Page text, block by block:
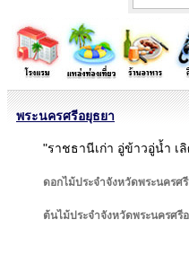
พระนครศรีอยุธยา
"ราชธานีเก่า อู่ข้าวอู่น้ำ เ
ดอกไม้ประจำจังหวัดพระนครศ
ต้นไม้ประจำจังหวัดพระนครศรี